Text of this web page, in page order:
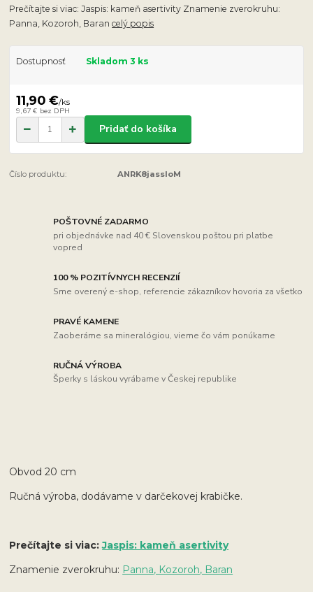
Prečítajte si viac: Jaspis: kameň asertivity Znamenie zverokruhu:
Panna, Kozoroh, Barancelý popis
Dostupnosť Skladom 3 ks
11,90 €/ks
9,67 € bez DPH
Pridať do košíka
Číslo produktu: ANRK8jassloM
POŠTOVNÉ ZADARMO
pri objednávke nad 40 € Slovenskou poštou pri platbe
vopred
100 % POZITÍVNYCH RECENZIÍ
Sme overený e-shop, referencie zákazníkov hovoria za všetko
PRAVÉ KAMENE
Zaoberáme sa mineralógiou, vieme čo vám ponúkame
RUČNÁ VÝROBA
Šperky s láskou vyrábame v Českej republike
Obvod 20 cm
Ručná výroba, dodávame v darčekovej krabičke.
Prečítajte si viac:Jaspis: kameň asertivity
Znamenie zverokruhu: Panna, Kozoroh, Baran